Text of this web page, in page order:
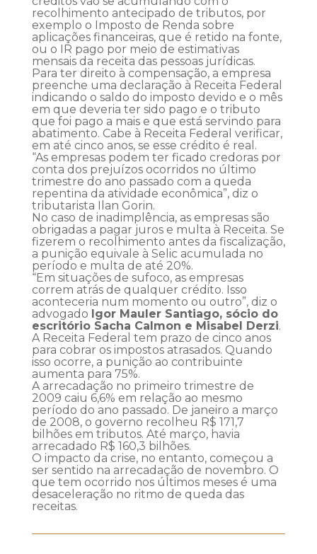
recolhimento antecipado de tributos, por
exemplo o Imposto de Renda sobre
aplicações financeiras, que é retido na fonte,
ou o IR pago por meio de estimativas
mensais da receita das pessoas jurídicas.
Para ter direito à compensação, a empresa
preenche uma declaração à Receita Federal
indicando o saldo do imposto devido e o mês
em que deveria ter sido pago e o tributo
que foi pago a mais e que está servindo para
abatimento. Cabe à Receita Federal verificar,
em até cinco anos, se esse crédito é real.
“As empresas podem ter ficado credoras por
conta dos prejuízos ocorridos no último
trimestre do ano passado com a queda
repentina da atividade econômica”, diz o
tributarista Ilan Gorin.
No caso de inadimplência, as empresas são
obrigadas a pagar juros e multa à Receita. Se
fizerem o recolhimento antes da fiscalização,
a punição equivale à Selic acumulada no
período e multa de até 20%.
“Em situações de sufoco, as empresas
correm atrás de qualquer crédito. Isso
aconteceria num momento ou outro”, diz o
advogado Igor Mauler Santiago, sócio do
escritório Sacha Calmon e Misabel Derzi.
A Receita Federal tem prazo de cinco anos
para cobrar os impostos atrasados. Quando
isso ocorre, a punição ao contribuinte
aumenta para 75%.
A arrecadação no primeiro trimestre de
2009 caiu 6,6% em relação ao mesmo
período do ano passado. De janeiro a março
de 2008, o governo recolheu R$ 171,7
bilhões em tributos. Até março, havia
arrecadado R$ 160,3 bilhões.
O impacto da crise, no entanto, começou a
ser sentido na arrecadação de novembro. O
que tem ocorrido nos últimos meses é uma
desaceleração no ritmo de queda das
receitas.